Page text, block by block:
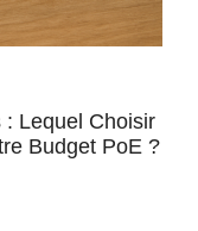
: Lequel Choisir
Budget PoE ?